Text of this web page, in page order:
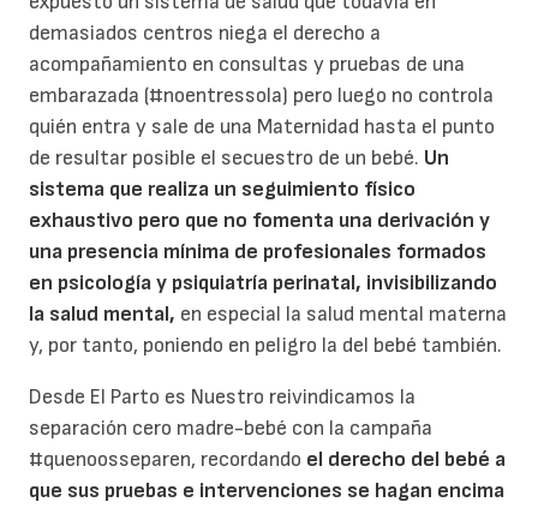
demasiados centros niega el derecho a
acompañamiento en consultas y pruebas de una
embarazada (#noentressola) pero luego no controla
quién entra y sale de una Maternidad hasta el punto
de resultar posible el secuestro de un bebé. Un
sistema que realiza un seguimiento físico
exhaustivo pero que no fomenta una derivación y
una presencia mínima de profesionales formados
en psicología y psiquiatría perinatal, invisibilizando
la salud mental, en especial la salud mental materna
y, por tanto, poniendo en peligro la del bebé también.
Desde El Parto es Nuestro reivindicamos la
separación cero madre-bebé con la campaña
#quenoosseparen, recordando el derecho del bebé a
que sus pruebas e intervenciones se hagan encima